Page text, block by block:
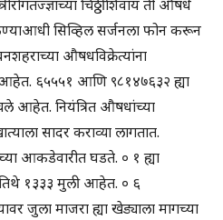
चिठ्ठीशिवाय ती औषधे
सिव्हिल सर्जनला फोन करून
औषधविक्रेत्यांना
६५५५१ आणि ९८१४७६३२ ह्या
आहेत. नियंत्रित औषधांच्या
सादर कराव्या लागतात.
आकडेवारीत घडते. ० १ ह्या
तिथे १३३३ मुली आहेत. ० ६
जुला माजरा ह्या खेड्याला मागच्या